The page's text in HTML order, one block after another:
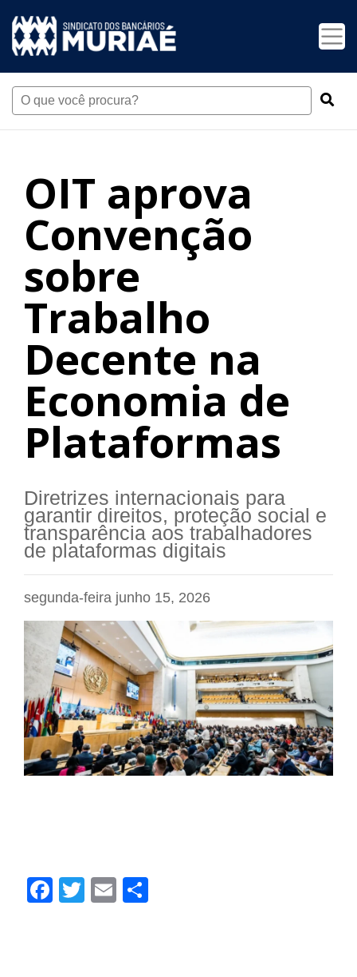
OIT aprova
Convenção
sobre
Trabalho
Decente na
Economia de
Plataformas
Diretrizes internacionais para
garantir direitos, proteção social e
transparência aos trabalhadores
de plataformas digitais
segunda-feira junho 15, 2026
Facebook
Twitter
Email